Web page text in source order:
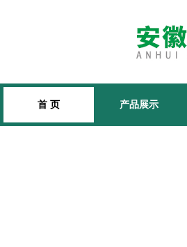
首 页 产品展示